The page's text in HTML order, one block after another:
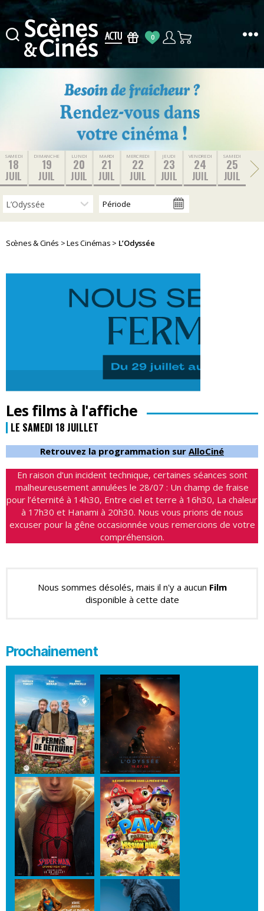
Cinés
0
SAMEDI
18
JUIL
DIMANCHE
19
JUIL
LUNDI
20
JUIL
MARDI
21
JUIL
MERCREDI
22
JUIL
JEUDI
23
JUIL
VENDREDI
24
JUIL
SAMEDI
25
JUIL
Scènes & Cinés >Les Cinémas > L’Odyssée
Les films à l'affiche
LE SAMEDI 18 JUILLET
Retrouvez la programmation sur AlloCiné
En raison d’un incident technique, certaines séances sont
malheureusement annulées le 28/07 : Un champ de fraise
pour l’éternité à 14h30, Entre ciel et terre à 16h30, La chaleur
à 17h30 et Hanami à 20h30. Nous vous prions de nous
excuser pour la gêne occasionnée vous remercions de votre
compréhension.
Nous sommes désolés, mais il n'y a aucun Film
disponible à cette date
Prochainement